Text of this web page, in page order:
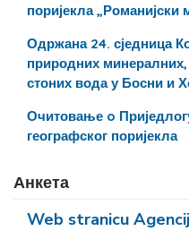
поријекла „Романијски
Одржана 24. сједница
природних
стоних вода у Босни и
Очитовање o
географског поријекла
Анкета
Web stranicu